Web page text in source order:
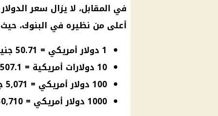
في المقابل، لا يزال سعر
أعلى من نظيره في البنوك،
1 دولار أمريكي = 50.71 جنيه مصري.
10 دولارات أمريكية = 507.1 جنيه مصري.
100 دولار أمريكي = 5,071 جنيه مصري.
1000 دولار أمريكي = 50,710 جنيه مصري.